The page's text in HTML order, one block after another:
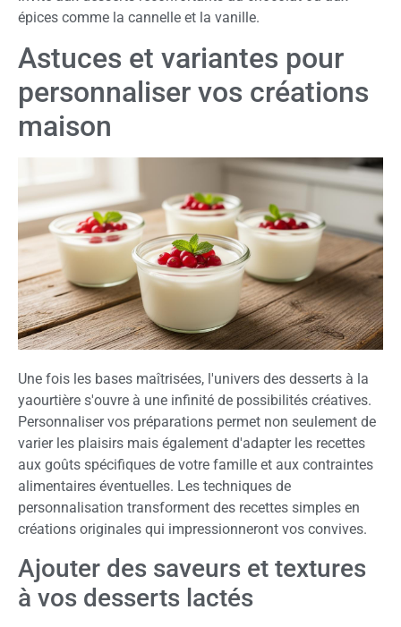
épices comme la cannelle et la vanille.
Astuces et variantes pour
personnaliser vos créations
maison
Une fois les bases maîtrisées, l'univers des desserts à la
yaourtière s'ouvre à une infinité de possibilités créatives.
Personnaliser vos préparations permet non seulement de
varier les plaisirs mais également d'adapter les recettes
aux goûts spécifiques de votre famille et aux contraintes
alimentaires éventuelles. Les techniques de
personnalisation transforment des recettes simples en
créations originales qui impressionneront vos convives.
Ajouter des saveurs et textures
à vos desserts lactés